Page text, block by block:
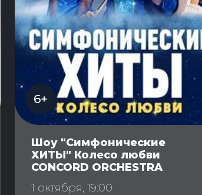
6+
Шоу "Симфонические
ХИТЫ" Колесо любви
CONCORD ORCHESTRA
1 октября, 19:00